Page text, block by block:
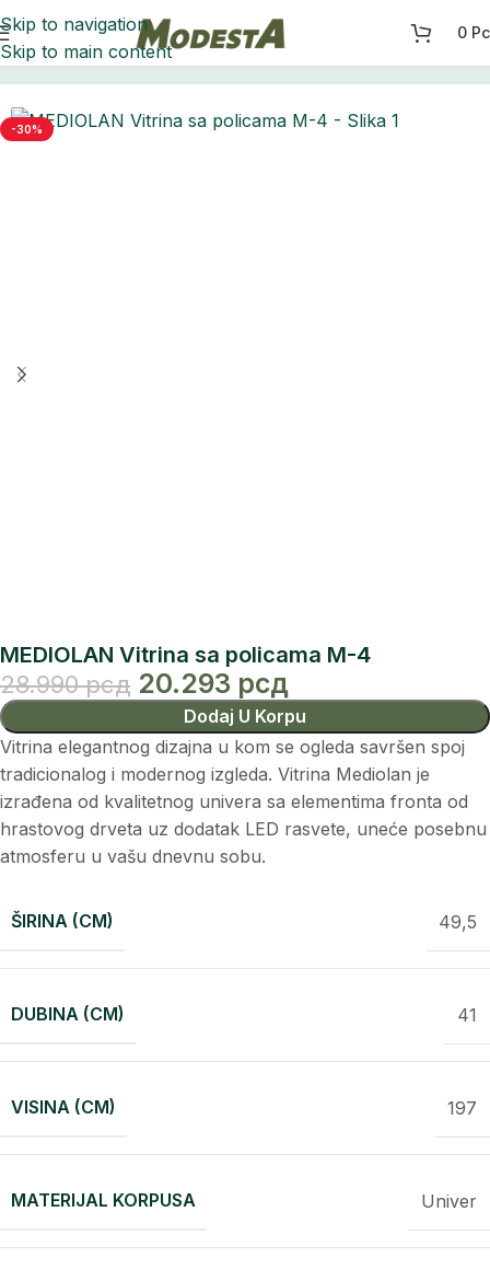
Skip to navigation
Skip to main content
0
Početna Ormarići, kredenci i vitirine
-30%
MEDIOLAN Vitrina sa policama M-4
28.990рсд 20.293 рсд
Dodaj U Korpu
Vitrina elegantnog dizajna u kom se ogleda savršen spoj
tradicionalog i modernog izgleda. Vitrina Mediolan je
izrađena od kvalitetnog univera sa elementima fronta od
hrastovog drveta uz dodatak LED rasvete, uneće posebnu
atmosferu u vašu dnevnu sobu.
ŠIRINA (CM) 49,5
DUBINA (CM) 41
VISINA (CM) 197
MATERIJAL KORPUSA Univer